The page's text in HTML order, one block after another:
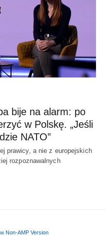
bije na alarm: po
w Polskę. „Jeśli
NATO”
prawicy, a nie z europejskich
rozpoznawalnych
Non-AMP Version